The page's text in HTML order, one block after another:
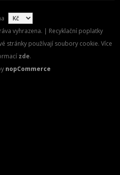
vyhrazena. | Recyklační poplatky
stránky používají soubory cookie. Více
zde.
nopCommerce